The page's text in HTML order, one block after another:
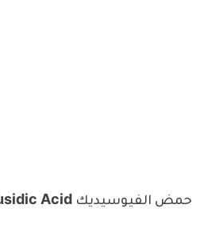
حمض الفيوسيديك Fusidic Acid